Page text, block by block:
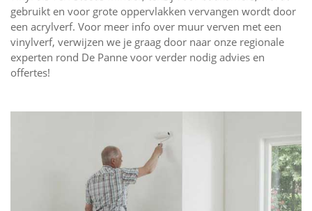
gebruikt en voor grote oppervlakken vervangen wordt door
een acrylverf. Voor meer info over muur verven met een
vinylverf, verwijzen we je graag door naar onze regionale
experten rond De Panne voor verder nodig advies en
offertes!